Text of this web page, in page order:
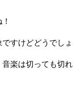
すけどどうでしょ
楽は切っても切れ